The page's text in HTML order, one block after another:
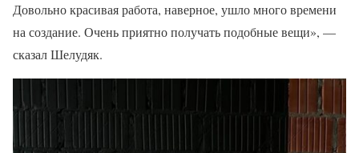
Довольно красивая работа, наверное, ушло много времени
на создание. Очень приятно получать подобные вещи», —
сказал Шелудяк.